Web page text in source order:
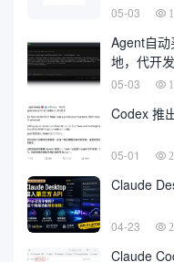
05-03
Agent自
地，代开
05-03
Codex 推
05-01
Claude
04-23
Claude